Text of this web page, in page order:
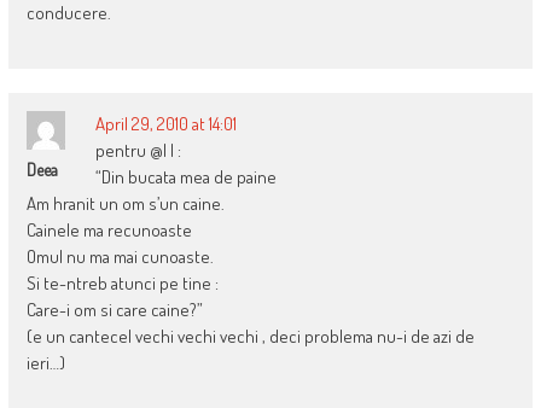
conducere.
Deea
April 29, 2010 at 14:01
pentru @I I :
“Din bucata mea de paine
Am hranit un om s’un caine.
Cainele ma recunoaste
Omul nu ma mai cunoaste.
Si te-ntreb atunci pe tine :
Care-i om si care caine?”
(e un cantecel vechi vechi vechi , deci problema nu-i de azi de
ieri…)